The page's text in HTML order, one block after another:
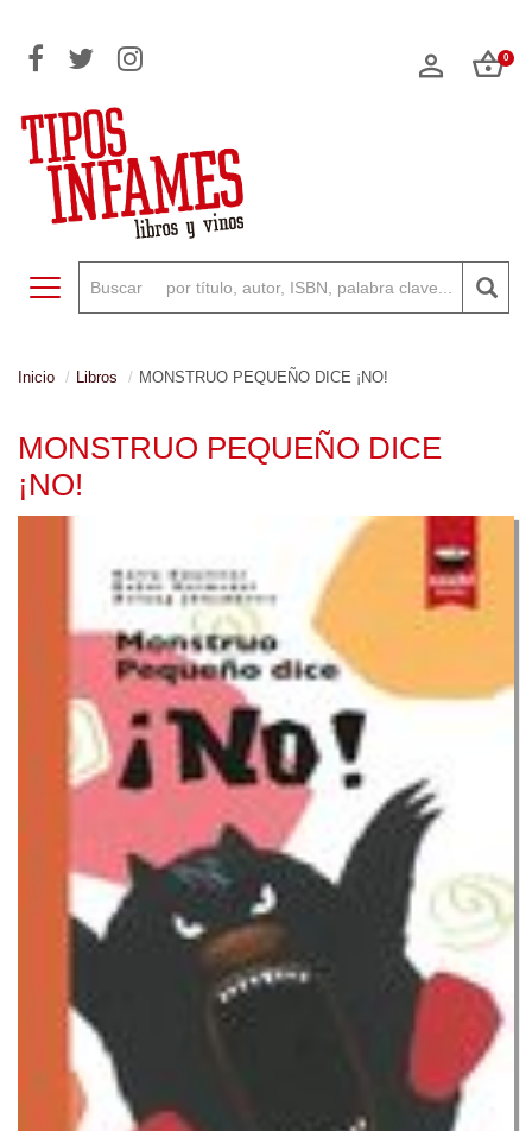
0
Toggle navigation
Inicio Libros MONSTRUO PEQUEÑO DICE ¡NO!
MONSTRUO PEQUEÑO DICE
¡NO!